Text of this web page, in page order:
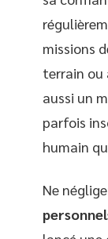
missions
terrain ou
aussi un
parfois
humain
Ne